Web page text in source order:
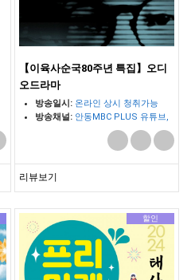
【이육사순국80주년 특집】오디
오드라마
방송일시: 온라인 상시 청취가능
방송채널: 안동MBC PLUS 유튜브,
리뷰보기
할인